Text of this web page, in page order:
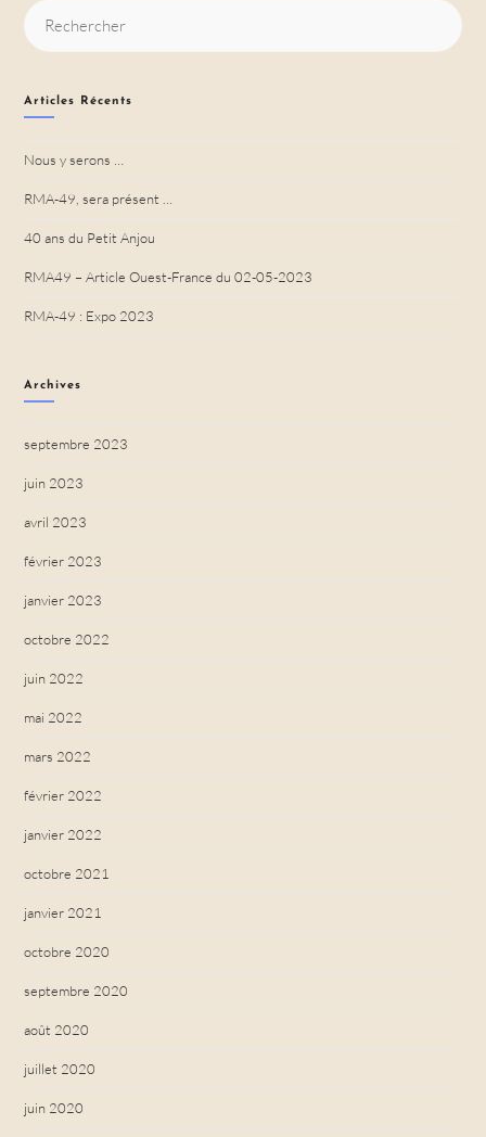
Articles Récents
Nous y serons …
RMA-49, sera présent …
40 ans du Petit Anjou
RMA49 – Article Ouest-France du 02-05-2023
RMA-49 : Expo 2023
Archives
septembre 2023
juin 2023
avril 2023
février 2023
janvier 2023
octobre 2022
juin 2022
mai 2022
mars 2022
février 2022
janvier 2022
octobre 2021
janvier 2021
octobre 2020
septembre 2020
août 2020
juillet 2020
juin 2020